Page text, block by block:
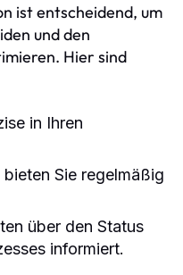
ist entscheidend, um
und den
Hier sind
in Ihren
Sie regelmäßig
über den Status
informiert.